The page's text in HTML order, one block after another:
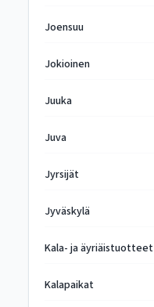
Joensuu
Jokioinen
Juuka
Juva
Jyrsijät
Jyväskylä
Kala- ja äyriäistuotteet
Kalapaikat